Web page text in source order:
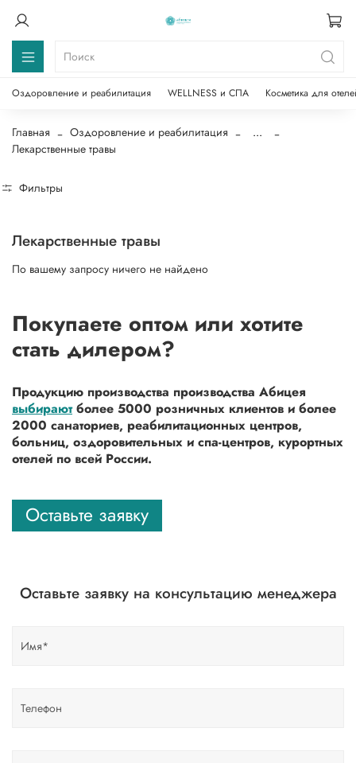
Оздоровление и реабилитация WELLNESS и СПА Косметика для
Главная Оздоровление и реабилитация
...
Лекарственные травы
Фильтры
Лекарственные травы
По вашему запросу ничего не найдено
Покупаете оптом или хотите
стать дилером?
Продукцию производства производства Абицея
выбираютболее 5000 розничных клиентов и более
2000 санаториев, реабилитационных центров,
больниц, оздоровительных и спа-центров, курортных
отелей по всей России.
Оставьте заявку
Оставьте заявку на консультацию менеджера